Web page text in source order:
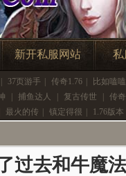
新开私服网站 私
37页游手 传奇1.76
比如嗑嗑
捕鱼达人 复古传世
传
最火的传 镇定得很 1.76版本
过去和牛魔